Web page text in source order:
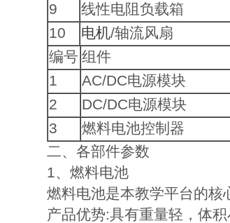
9
线性电阻负载箱
10
电机/轴流风扇
编号 组件
1
AC/DC电源模块
2
DC/DC电源模块
3
燃料电池控制器
二、各部件参数
1、燃料电池
燃料电池是本教学平台的核
产品优势:具有重量轻，体